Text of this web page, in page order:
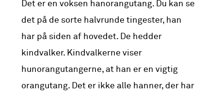
Det er en voksen hanorangutang. Du kan se
det på de sorte halvrunde tingester, han
har på siden af hovedet. De hedder
kindvalker. Kindvalkerne viser
hunorangutangerne, at han er en vigtig
orangutang. Det er ikke alle hanner, der har